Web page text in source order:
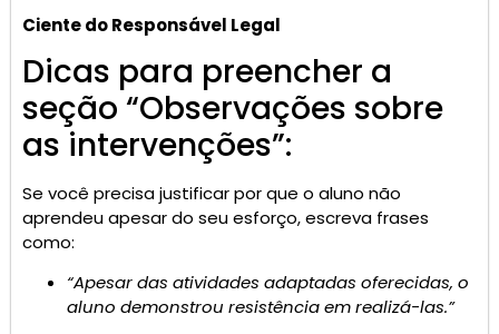
Ciente do Responsável Legal
Dicas para preencher a
seção “Observações sobre
as intervenções”:
Se você precisa justificar por que o aluno não
aprendeu apesar do seu esforço, escreva frases
como:
“Apesar das atividades adaptadas oferecidas, o
aluno demonstrou resistência em realizá-las.”